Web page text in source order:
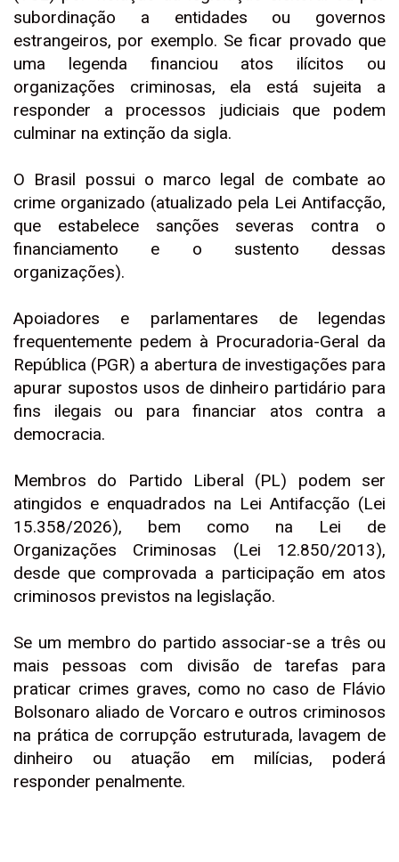
subordinação a entidades ou governos
estrangeiros, por exemplo. Se ficar provado que
uma legenda financiou atos ilícitos ou
organizações criminosas, ela está sujeita a
responder a processos judiciais que podem
culminar na extinção da sigla.
O Brasil possui o marco legal de combate ao
crime organizado (atualizado pela Lei Antifacção,
que estabelece sanções severas contra o
financiamento e o sustento dessas
organizações).
Apoiadores e parlamentares de legendas
frequentemente pedem à Procuradoria-Geral da
República (PGR) a abertura de investigações para
apurar supostos usos de dinheiro partidário para
fins ilegais ou para financiar atos contra a
democracia.
Membros do Partido Liberal (PL) podem ser
atingidos e enquadrados na Lei Antifacção (Lei
15.358/2026), bem como na Lei de
Organizações Criminosas (Lei 12.850/2013),
desde que comprovada a participação em atos
criminosos previstos na legislação.
Se um membro do partido associar-se a três ou
mais pessoas com divisão de tarefas para
praticar crimes graves, como no caso de Flávio
Bolsonaro aliado de Vorcaro e outros criminosos
na prática de corrupção estruturada, lavagem de
dinheiro ou atuação em milícias, poderá
responder penalmente.